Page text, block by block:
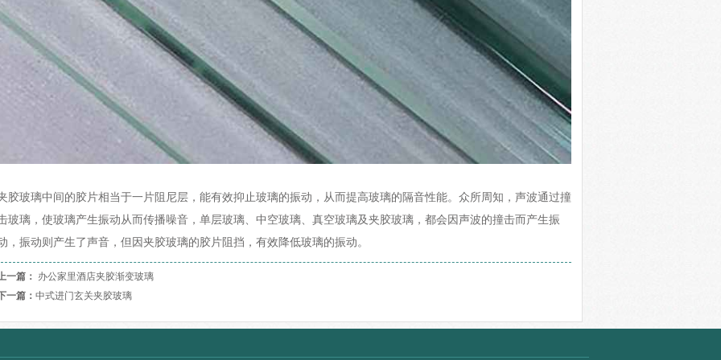
胶玻璃中间的胶片相当于一片阻尼层，能有效抑止玻璃的振动，从而提高玻璃的隔音性能。众所周知，声波通过撞
玻璃，使玻璃产生振动从而传播噪音，单层玻璃、中空玻璃、真空玻璃及夹胶玻璃，都会因声波的撞击而产生振
，振动则产生了声音，但因夹胶玻璃的胶片阻挡，有效降低玻璃的振动。
一篇： 办公家里酒店夹胶渐变玻璃
一篇： 中式进门玄关夹胶玻璃